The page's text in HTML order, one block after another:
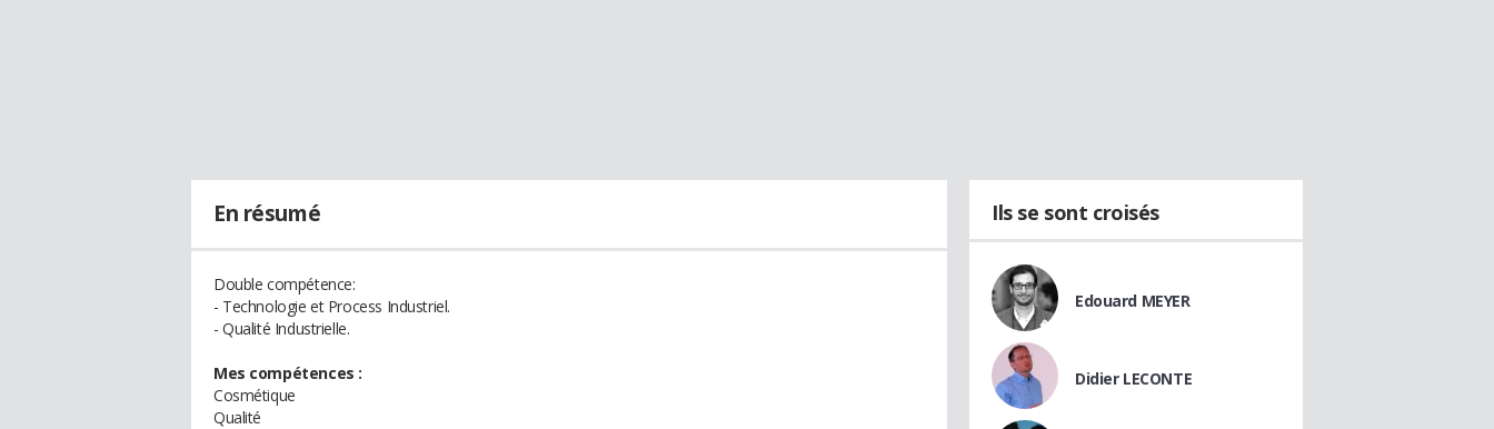
En résumé
Double compétence:
- Technologie et Process Industriel.
- Qualité Industrielle.
Mes compétences :
Cosmétique
Qualité
Ils se sont croisés
Edouard MEYER
Didier LECONTE